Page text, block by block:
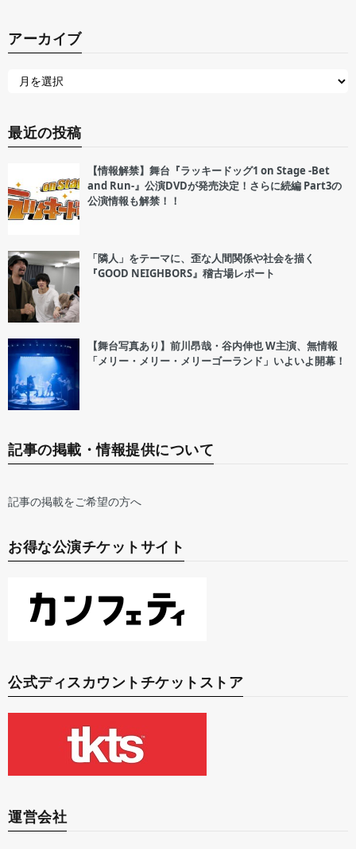
アーカイブ
最近の投稿
【情報解禁】舞台『ラッキードッグ1 on Stage -Bet
and Run-』公演DVDが発売決定！さらに続編 Part3の
公演情報も解禁！！
「隣人」をテーマに、歪な人間関係や社会を描く
『GOOD NEIGHBORS』稽古場レポート
【舞台写真あり】前川昂哉・谷内伸也 W主演、無情報
「メリー・メリー・メリーゴーランド」いよいよ開幕！
記事の掲載・情報提供について
記事の掲載をご希望の方へ
お得な公演チケットサイト
公式ディスカウントチケットストア
運営会社